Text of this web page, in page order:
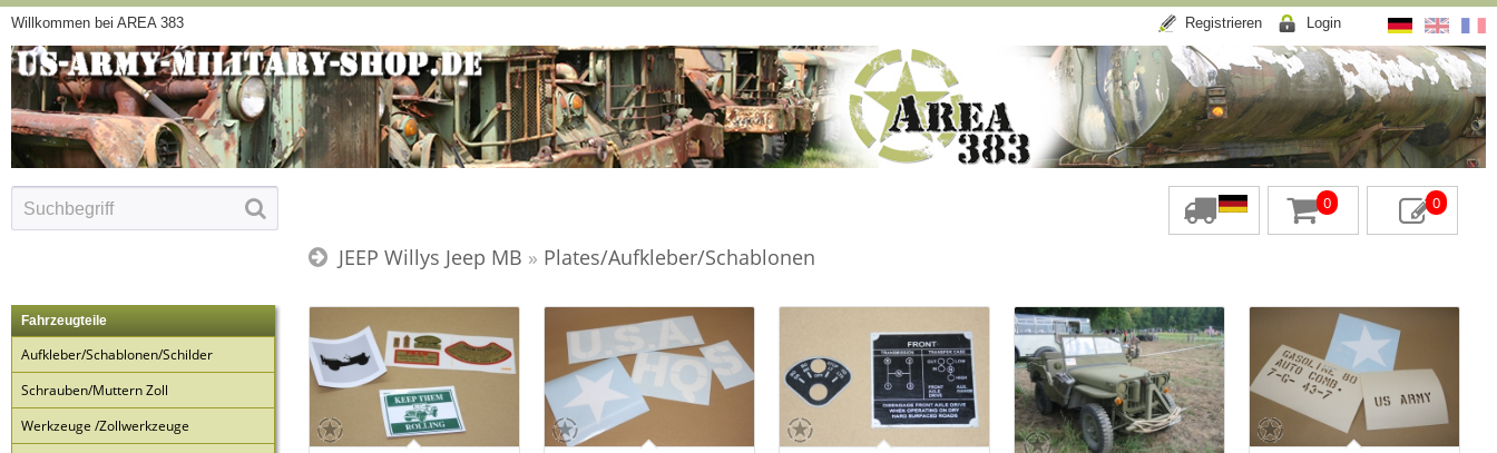
Willkommen bei AREA 383 Registrieren Login
0 0
JEEP Willys Jeep MB » Plates/Aufkleber/Schablonen
Fahrzeugteile
Aufkleber/Schablonen/Schilder
Schrauben/Muttern Zoll
Werkzeuge /Zollwerkzeuge